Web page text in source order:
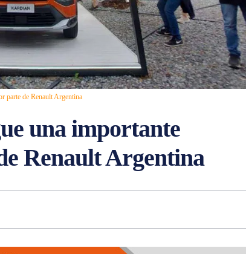
parte de Renault Argentina
una importante
Renault Argentina